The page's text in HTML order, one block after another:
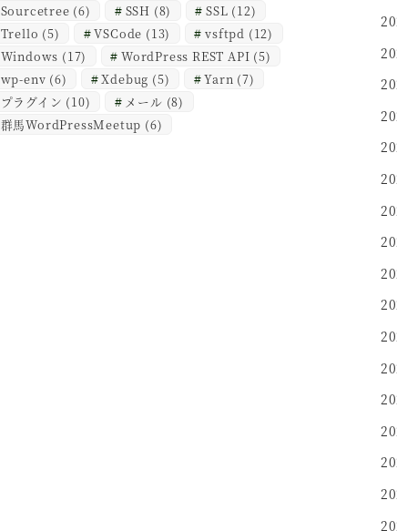
Sourcetree (6) SSH (8) SSL (12)
Trello (5) VSCode (13) vsftpd (12)
Windows (17) WordPress REST API (5)
wp-env (6) Xdebug (5) Yarn (7)
プラグイン (10) メール (8)
群馬WordPressMeetup (6)